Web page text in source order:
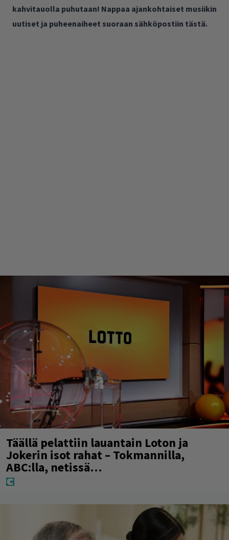
kahvitauolla puhutaan! Nappaa ajankohtaiset musiikin
uutiset ja puheenaiheet suoraan sähköpostiin tästä.
Täällä pelattiin lauantain Loton ja
Jokerin isot rahat – Tokmannilla,
ABC:lla, netissä…